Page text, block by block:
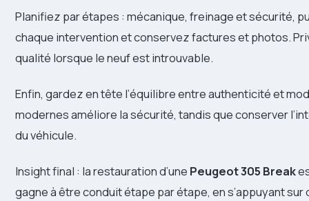
Planifiez par étapes : mécanique, freinage et sécurité,
chaque intervention et conservez factures et photos.
qualité lorsque le neuf est introuvable.
Enfin, gardez en tête l’équilibre entre authenticité et
modernes améliore la sécurité, tandis que conserver
du véhicule.
Insight final : la restauration d’une Peugeot 305 Break
gagne à être conduit étape par étape, en s’appuyant